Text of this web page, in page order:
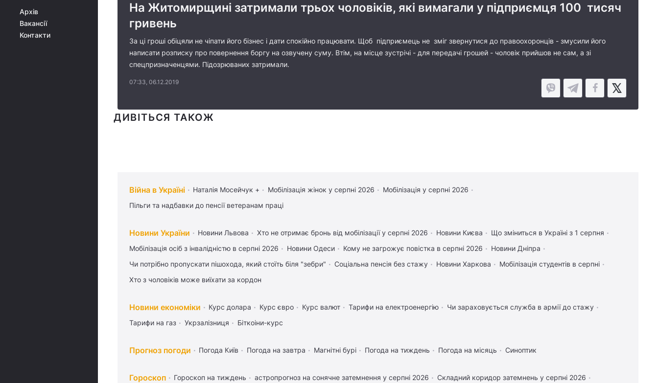
Архів
Вакансії
Контакти
На Житомирщині затримали трьох чоловіків, які вимагали у підприємця 100 тисяч
гривень
За ці гроші обіцяли не чіпати його бізнес і дати спокійно працювати. Щоб підприємець не зміг звернутися до правоохоронців - змусили його
написати розписку про повернення боргу на озвучену суму. Втім, на місце зустрічі - для передачі грошей - чоловік прийшов не сам, а зі
спецпризначенцями. Підозрюваних затримали.
07:33, 06.12.2019
ДИВІТЬСЯ ТАКОЖ
Війна в Україні Наталія Мосейчук + Мобілізація жінок у серпні 2026
Мобілізація у серпні 2026
Пільги та надбавки до пенсії ветеранам праці
Новини України Новини Львова Хто не отримає бронь від мобілізації у серпні 2026 Новини Києва
Що зміниться в Україні з 1 серпня
Мобілізація осіб з інвалідністю в серпні 2026
Новини Одеси Кому не загрожує повістка в серпні 2026
Новини Дніпра
Чи потрібно пропускати пішохода, який стоїть біля "зебри"
Соціальна пенсія без стажу Новини Харкова
Мобілізація студентів в серпні
Хто з чоловіків може виїхати за кордон
Новини економіки Курс долара Курс євро Курс валют Тарифи на електроенергію
Чи зараховується служба в армії до стажу
Тарифи на газ
Укрзалізниця Біткоіни-курс
Прогноз погоди Погода Київ Погода на завтра Магнітні бурі Погода на тиждень Погода на місяць Синоптик
Гороскоп Гороскоп на тиждень астропрогноз на сонячне затемнення у серпні 2026
Складний коридор затемнень у серпні 2026